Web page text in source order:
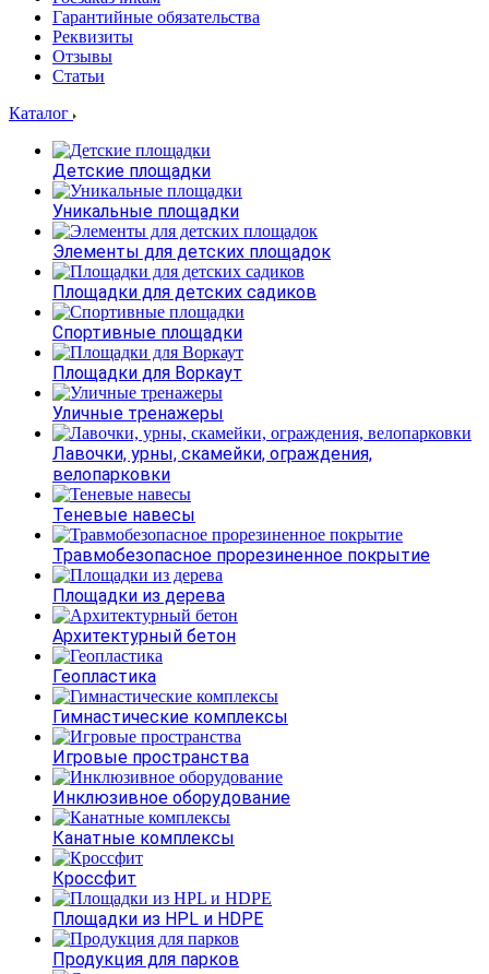
Гарантийные обязательства
Реквизиты
Отзывы
Статьи
Каталог
Детские площадки
Уникальные площадки
Элементы для детских площадок
Площадки для детских садиков
Спортивные площадки
Площадки для Воркаут
Уличные тренажеры
Лавочки, урны, скамейки, ограждения,
велопарковки
Теневые навесы
Травмобезопасное прорезиненное покрытие
Площадки из дерева
Архитектурный бетон
Геопластика
Гимнастические комплексы
Игровые пространства
Инклюзивное оборудование
Канатные комплексы
Кроссфит
Площадки из HPL и HDPE
Продукция для парков